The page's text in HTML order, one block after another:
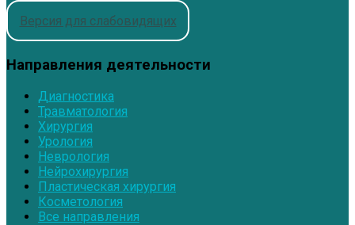
Версия для слабовидящих
Направления деятельности
Диагностика
Травматология
Хирургия
Урология
Неврология
Нейрохирургия
Пластическая хирургия
Косметология
Все направления